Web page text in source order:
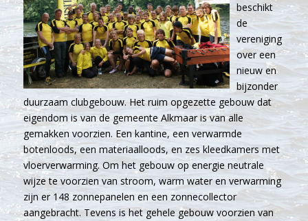
beschikt
de
vereniging
over een
nieuw en
bijzonder
duurzaam clubgebouw. Het ruim opgezette gebouw dat
eigendom is van de gemeente Alkmaar is van alle
gemakken voorzien. Een kantine, een verwarmde
botenloods, een materiaalloods, en zes kleedkamers met
vloerverwarming. Om het gebouw op energie neutrale
wijze te voorzien van stroom, warm water en verwarming
zijn er 148 zonnepanelen en een zonnecollector
aangebracht. Tevens is het gehele gebouw voorzien van